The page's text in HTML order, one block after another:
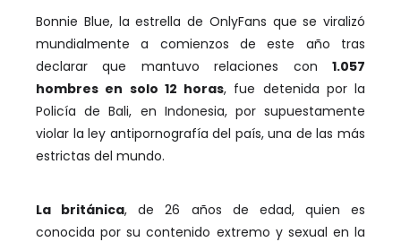
Bonnie Blue, la estrella de OnlyFans que se viralizó
mundialmente a comienzos de este año tras
declarar que mantuvo relaciones con 1.057
hombres en solo 12 horas, fue detenida por la
Policía de Bali, en Indonesia, por supuestamente
violar la ley antipornografía del país, una de las más
estrictas del mundo.
La británica, de 26 años de edad, quien es
conocida por su contenido extremo y sexual en la